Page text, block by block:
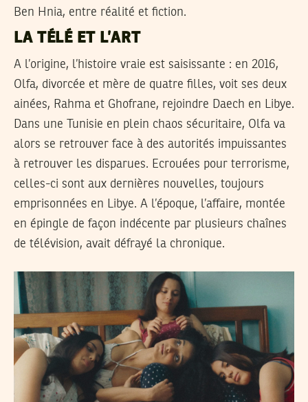
Ben Hnia, entre réalité et fiction.
LA TÉLÉ ET L’ART
A l’origine, l’histoire vraie est saisissante : en 2016,
Olfa, divorcée et mère de quatre filles, voit ses deux
ainées, Rahma et Ghofrane, rejoindre Daech en Libye.
Dans une Tunisie en plein chaos sécuritaire, Olfa va
alors se retrouver face à des autorités impuissantes
à retrouver les disparues. Ecrouées pour terrorisme,
celles-ci sont aux dernières nouvelles, toujours
emprisonnées en Libye. A l’époque, l’affaire, montée
en épingle de façon indécente par plusieurs chaînes
de télévision, avait défrayé la chronique.